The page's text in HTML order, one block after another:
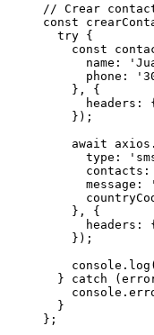
// Crear
const
try {
const
name:
'
phone:
'
}, {
headers:
} ) ;
await axios .
type:
'
contacts:
message:
'
}, {
headers:
} ) ;
console . log
} catch
(
console .
}
} ;